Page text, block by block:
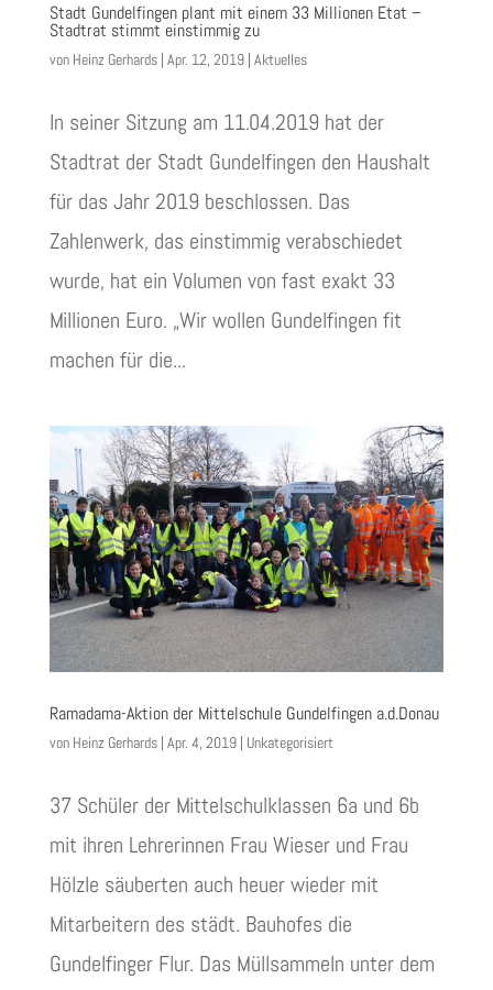
Stadt Gundelfingen plant mit einem 33 Millionen Etat –
Stadtrat stimmt einstimmig zu
von Heinz Gerhards| Apr. 12, 2019| Aktuelles
In seiner Sitzung am 11.04.2019 hat der
Stadtrat der Stadt Gundelfingen den Haushalt
für das Jahr 2019 beschlossen. Das
Zahlenwerk, das einstimmig verabschiedet
wurde, hat ein Volumen von fast exakt 33
Millionen Euro. „Wir wollen Gundelfingen fit
machen für die...
Ramadama-Aktion der Mittelschule Gundelfingen a.d.Donau
von Heinz Gerhards| Apr. 4, 2019| Unkategorisiert
37 Schüler der Mittelschulklassen 6a und 6b
mit ihren Lehrerinnen Frau Wieser und Frau
Hölzle säuberten auch heuer wieder mit
Mitarbeitern des städt. Bauhofes die
Gundelfinger Flur. Das Müllsammeln unter dem